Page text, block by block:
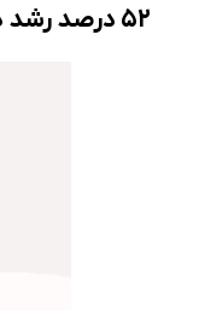
۵۲ درصد رشد در تجارت الکترونیکی ایران